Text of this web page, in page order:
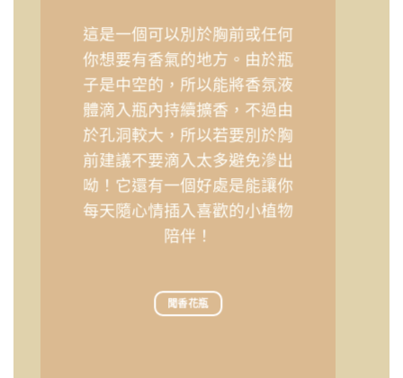
這是一個可以別於胸前或任何
你想要有香氣的地方。由於瓶
子是中空的，所以能將香氛液
體滴入瓶內持續擴香，不過由
於孔洞較大，所以若要別於胸
前建議不要滴入太多避免滲出
呦！它還有一個好處是能讓你
每天隨心情插入喜歡的小植物
陪伴！
聞香花瓶